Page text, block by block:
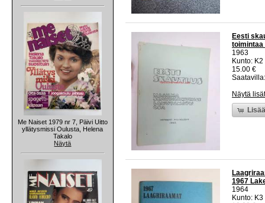
Me Naiset 1979 nr 7, Päivi Uitto
yllätysmissi Oulusta, Helena
Takalo
Näytä
Eesti
toimintaa
1963
Kunto:
15.00 €
Näytä
1967
1964
Kunto: